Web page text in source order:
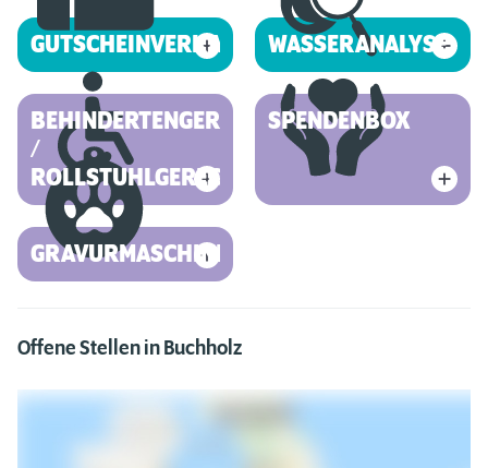
GUTSCHEINVERKAUF WASSERANALYSE
BEHINDERTENGERECHT
/
ROLLSTUHLGERECHT
SPENDENBOX
GRAVURMASCHINE
Offene Stellen in Buchholz